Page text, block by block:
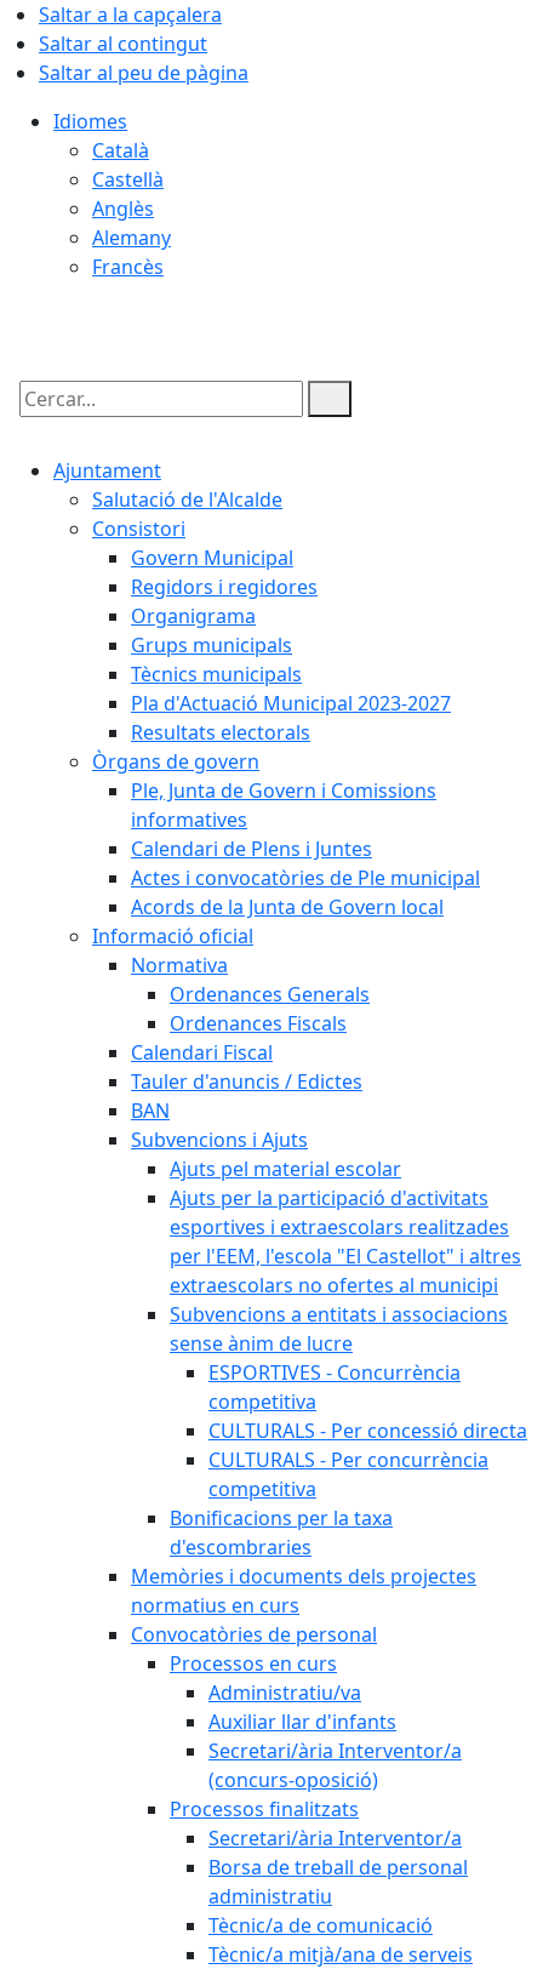
Saltar a la capçalera
Saltar al contingut
Saltar al peu de pàgina
Idiomes
Català
Castellà
Anglès
Alemany
Francès
Cercar:
Ajuntament
Salutació de l'Alcalde
Consistori
Govern Municipal
Regidors i regidores
Organigrama
Grups municipals
Tècnics municipals
Pla d'Actuació Municipal 2023-2027
Resultats electorals
Òrgans de govern
Ple, Junta de Govern i Comissions
informatives
Calendari de Plens i Juntes
Actes i convocatòries de Ple municipal
Acords de la Junta de Govern local
Informació oficial
Normativa
Ordenances Generals
Ordenances Fiscals
Calendari Fiscal
Tauler d'anuncis / Edictes
BAN
Subvencions i Ajuts
Ajuts pel material escolar
Ajuts per la participació d'activitats
esportives i extraescolars realitzades
per l'EEM, l'escola "El Castellot" i altres
extraescolars no ofertes al municipi
Subvencions a entitats i associacions
sense ànim de lucre
ESPORTIVES - Concurrència
competitiva
CULTURALS - Per concessió directa
CULTURALS - Per concurrència
competitiva
Bonificacions per la taxa
d'escombraries
Memòries i documents dels projectes
normatius en curs
Convocatòries de personal
Processos en curs
Administratiu/va
Auxiliar llar d'infants
Secretari/ària Interventor/a
(concurs-oposició)
Processos finalitzats
Secretari/ària Interventor/a
Borsa de treball de personal
administratiu
Tècnic/a de comunicació
Tècnic/a mitjà/ana de serveis